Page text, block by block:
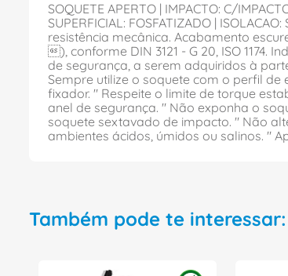
SOQUETE APERTO | IMPACTO: C/
SUPERFICIAL: FOSFATIZADO |
resistência mecânica. Acabamento
), conforme DIN 3121 - G 20, ISO 1174.
de segurança, a serem adquiridos à
Sempre utilize o soquete com o perfil
fixador. " Respeite o limite de torque
anel de segurança. " Não exponha o
soquete sextavado de impacto. " Não
ambientes ácidos, úmidos ou salinos. "
Também pode te interessar: